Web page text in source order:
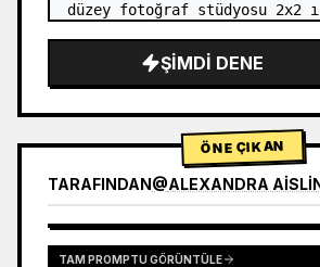
düzey fotoğraf stüdyosu 2x2
plan): Karakter, altın düğmel…
ŞIMDI DENE
ÖNE ÇIKAN
TARAFINDAN@ALEXANDRA
DIĞER MODELLERIN SONUÇLARINI
TAM PROMPTU GÖRÜNTÜLE